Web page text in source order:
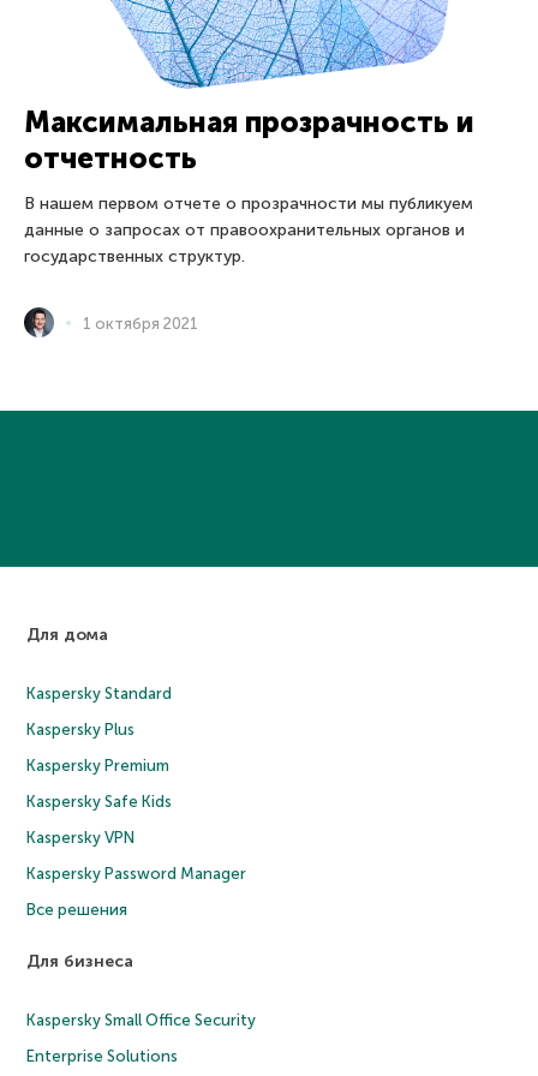
Максимальная прозрачность и
отчетность
В нашем первом отчете о прозрачности мы публикуем
данные о запросах от правоохранительных органов и
государственных структур.
1 октября 2021
Для дома
Kaspersky Standard
Kaspersky Plus
Kaspersky Premium
Kaspersky Safe Kids
Kaspersky VPN
Kaspersky Password Manager
Все решения
Для бизнеса
Kaspersky Small Office Security
Enterprise Solutions